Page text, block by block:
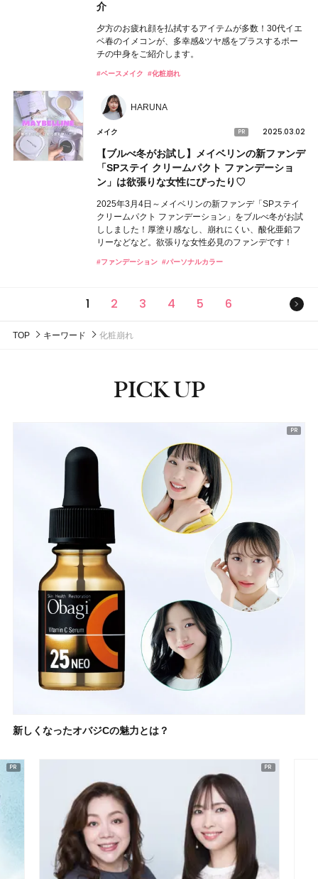
介
夕方のお疲れ顔を払拭するアイテムが多数！30代イエ
ベ春のイメコンが、多幸感&ツヤ感をプラスするポー
チの中身をご紹介します。
#ベースメイク #化粧崩れ
HARUNA
メイク 2025.03.02
【ブルべ冬がお試し】メイベリンの新ファンデ
「SPステイ クリームパクト ファンデーショ
ン」は欲張りな女性にぴったり♡
2025年3月4日～メイベリンの新ファンデ「SPステイ
クリームパクト ファンデーション」をブルべ冬がお試
ししました！厚塗り感なし、崩れにくい、酸化亜鉛フ
リーなどなど。欲張りな女性必見のファンデです！
#ファンデーション #パーソナルカラー
1 2 3 4 5 6 次の
TOP キーワード 化粧崩れ
PICK UP
新しくなったオバジCの魅力とは？